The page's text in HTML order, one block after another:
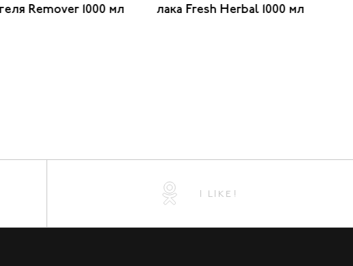
геля Remover 1000 мл
лака Fresh Herbal 1000 мл
I LIKE!